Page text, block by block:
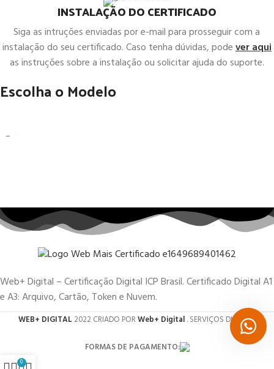
INSTALAÇÃO DO CERTIFICADO
Siga as intruções enviadas por e-mail para prosseguir com a
instalação do seu certificado. Caso tenha dúvidas, podever aqui
as instruções sobre a instalação ou solicitar ajuda do suporte.
Escolha o Modelo
Web+ Digital – Certificação Digital ICP Brasil. Certificado Digital A1
e A3: Arquivo, Cartão, Token e Nuvem.
WEB+ DIGITAL 2022 CRIADO PORWeb+ Digital. SERVIÇOS DIGITAIS.
FORMAS DE PAGAMENTO:
0